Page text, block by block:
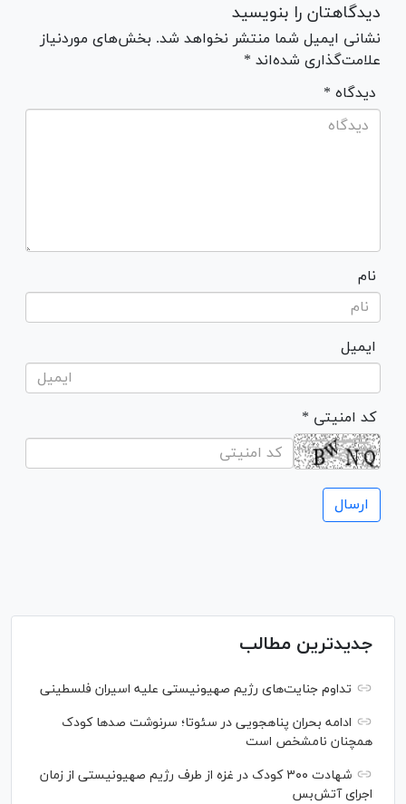
دیدگاهتان را بنویسید
نشانی ایمیل شما منتشر نخواهد شد. بخش‌های موردنیاز
علامت‌گذاری شده‌اند *
* دیدگاه
نام
ایمیل
* کد امنیتی
جدیدترین مطالب
تداوم جنایت‌های رژیم صهیونیستی علیه اسیران فلسطینی
ادامه بحران پناهجویی در سئوتا؛ سرنوشت صدها کودک
همچنان نامشخص است
شهادت ۳۰۰ کودک در غزه از طرف رژیم صهیونیستی از زمان
اجرای آتش‌بس